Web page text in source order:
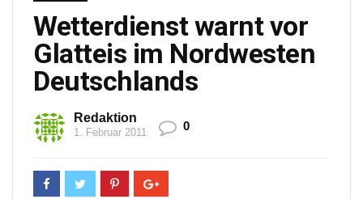
Wetterdienst warnt vor
Glatteis im Nordwesten
Deutschlands
Redaktion
1. Februar 2011 0